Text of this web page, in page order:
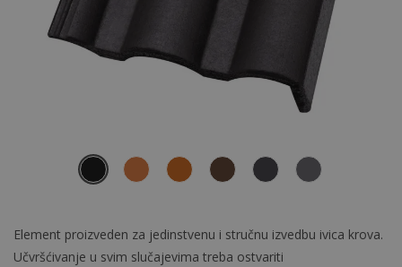
Element proizveden za jedinstvenu i stručnu izvedbu ivica krova.
Učvršćivanje u svim slučajevima treba ostvariti